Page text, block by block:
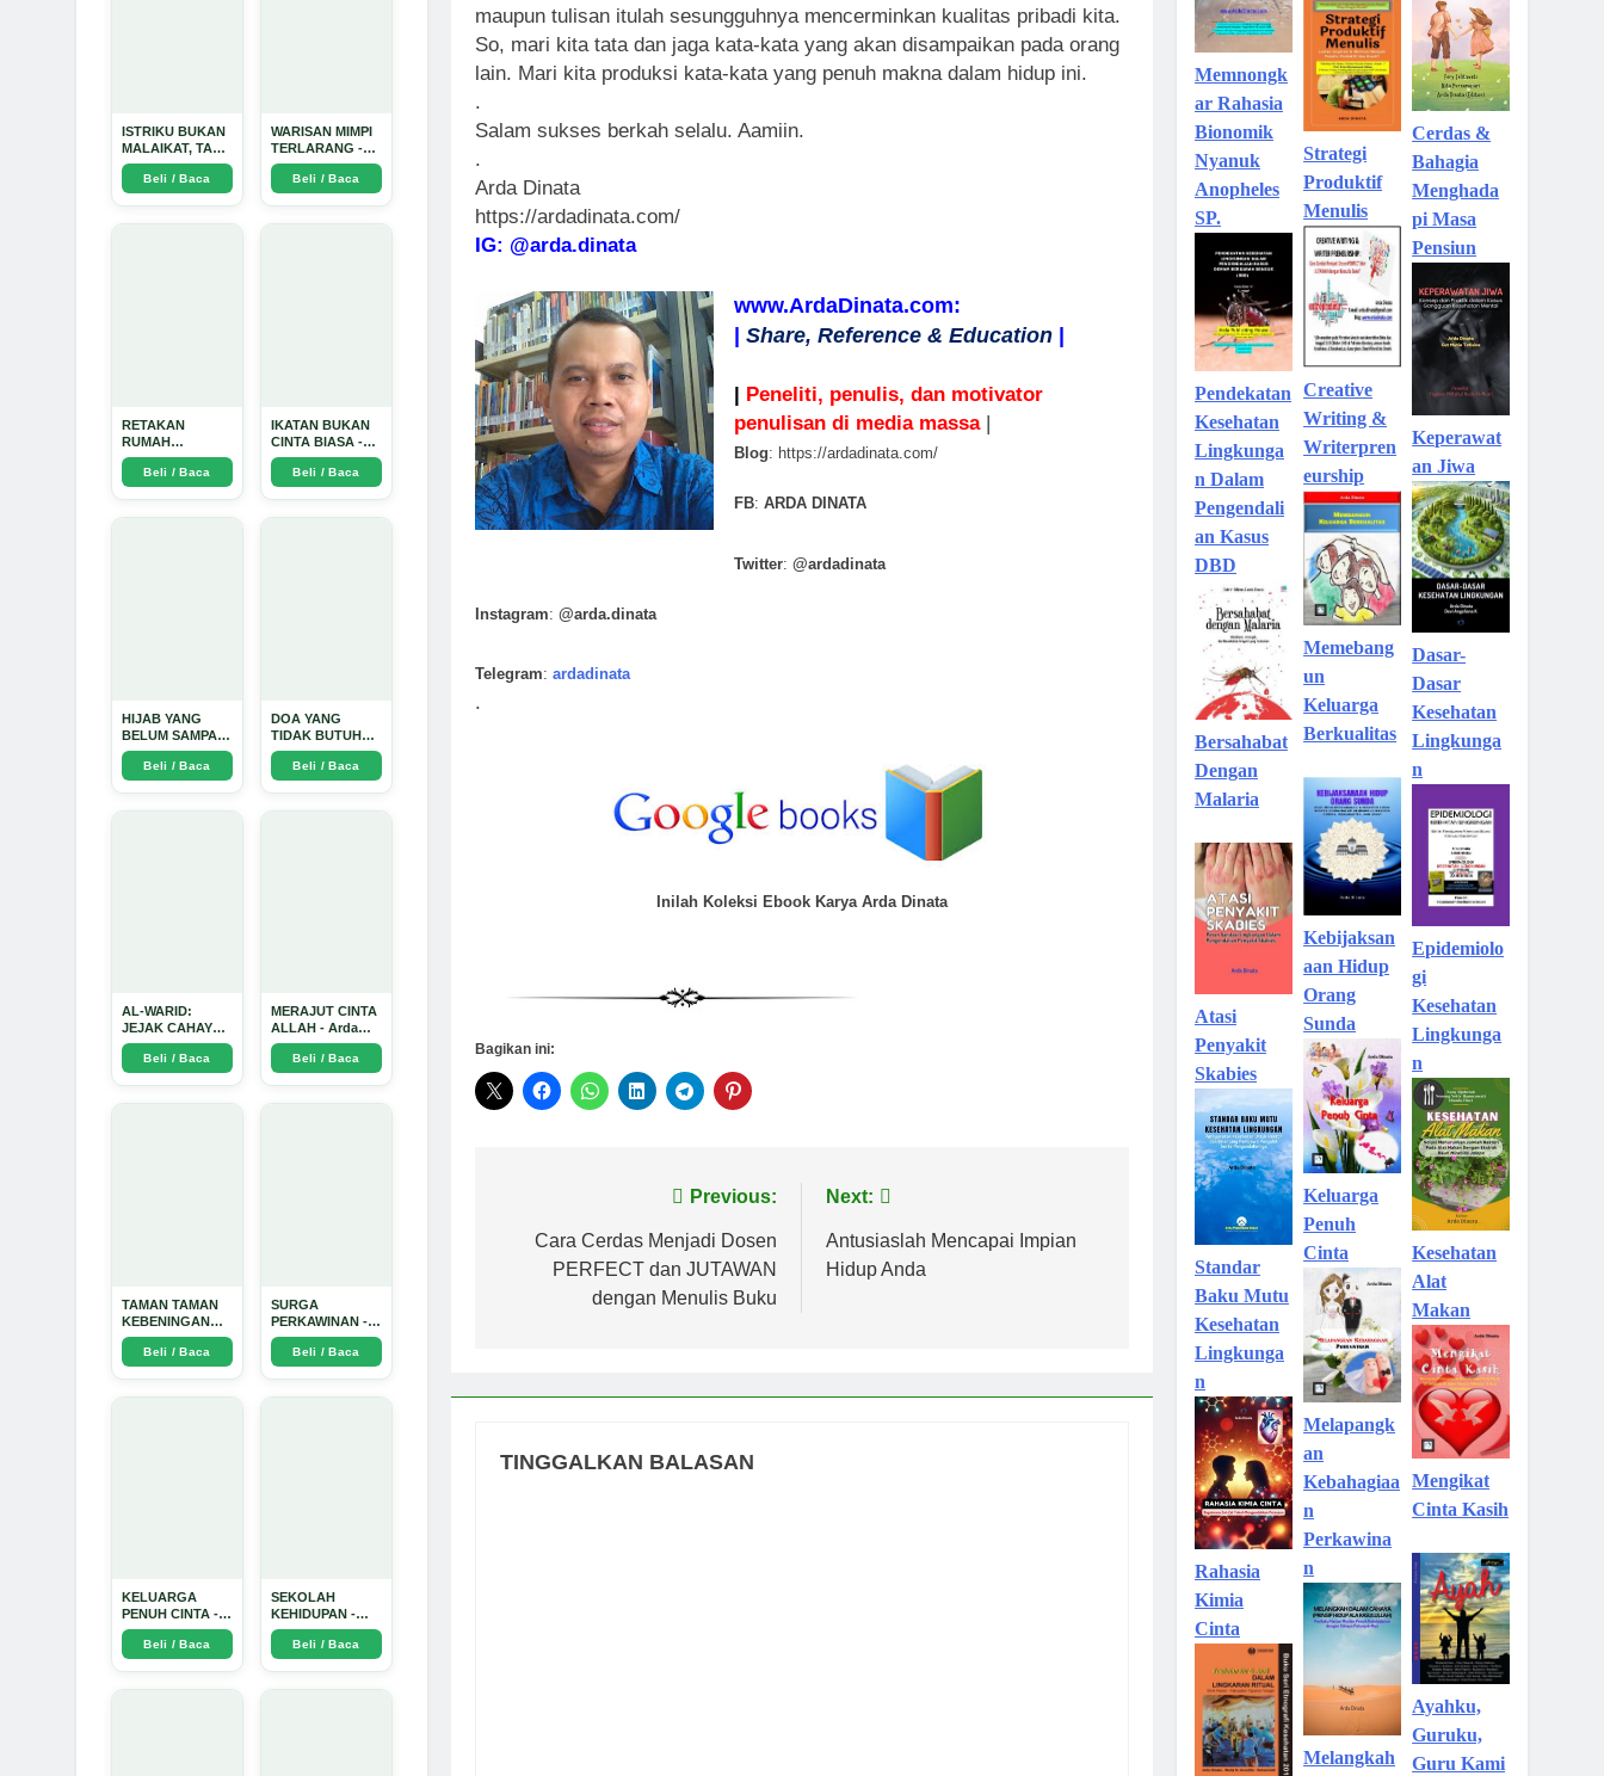
ISTRIKU BUKAN
MALAIKAT, TAPI
AKU JUGA
TIDAK SUCI -
Beli / Baca
WARISAN MIMPI
TERLARANG -
Arda Dinata
Beli / Baca
RETAKAN
RUMAH
TANGGA:
Sebuah
Perjalanan
Beli / Baca
IKATAN BUKAN
CINTA BIASA -
Arda Dinata
Beli / Baca
HIJAB YANG
BELUM SAMPAI
KE HATI: Ketika
Cinta Seorang
Ustadz Menjadi
Beli / Baca
DOA YANG
TIDAK BUTUH
SINYAL: Kisah
Tiga Jiwa yang
Tersesat di Era AI
Beli / Baca
AL-WARID:
JEJAK CAHAYA
DI ANTARA DUA
ZAMAN - Arda
Dinata
Beli / Baca
MERAJUT CINTA
ALLAH - Arda
Dinata
Beli / Baca
TAMAN TAMAN
KEBENINGAN
HATI - Arda
DinataBeli / Baca
SURGA
PERKAWINAN -
Arda Dinata
Beli / Baca
KELUARGA
PENUH CINTA -
Arda Dinata
Beli / Baca
SEKOLAH
KEHIDUPAN -
Arda Dinata
Beli / Baca
maupun tulisan itulah sesungguhnya mencerminkan kualitas pribadi kita.
So, mari kita tata dan jaga kata-kata yang akan disampaikan pada orang
lain. Mari kita produksi kata-kata yang penuh makna dalam hidup ini.
.
Salam sukses berkah selalu. Aamiin.
.
Arda Dinata
https://ardadinata.com/
IG: @arda.dinata
www.ArdaDinata.com:
| Share, Reference & Education |
| Peneliti, penulis, dan motivator
penulisan di media massa|
Blog: https://ardadinata.com/
FB: ARDA DINATA
Twitter: @ardadinata
Instagram: @arda.dinata
Telegram: ardadinata
.
Inilah Koleksi Ebook Karya Arda Dinata
Bagikan ini:
pos
Previous:
Cara Cerdas Menjadi Dosen
PERFECT dan JUTAWAN
dengan Menulis Buku
Next:
Antusiaslah Mencapai Impian
Hidup Anda
TINGGALKAN BALASAN
Memnongk
ar Rahasia
Bionomik
Nyanuk
Anopheles
SP.
Pendekatan
Kesehatan
Lingkunga
n Dalam
Pengendali
an Kasus
DBD
Bersahabat
Dengan
Malaria
Atasi
Penyakit
Skabies
Standar
Baku Mutu
Kesehatan
Lingkunga
n
Rahasia
Kimia
Cinta
Strategi
Produktif
Menulis
Creative
Writing &
Writerpren
eurship
Memebang
un
Keluarga
Berkualitas
Kebijaksan
aan Hidup
Orang
Sunda
Keluarga
Penuh
Cinta
Melapangk
an
Kebahagiaa
n
Perkawina
n
Melangkah
Cerdas &
Bahagia
Menghada
pi Masa
Pensiun
Keperawat
an Jiwa
Dasar-
Dasar
Kesehatan
Lingkunga
n
Epidemiolo
gi
Kesehatan
Lingkunga
n
Kesehatan
Alat
Makan
Mengikat
Cinta Kasih
Ayahku,
Guruku,
Guru Kami